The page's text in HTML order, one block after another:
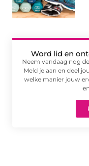
Word lid en
Neem vandaag nog
Meld je aan en deel
welke manier jouw